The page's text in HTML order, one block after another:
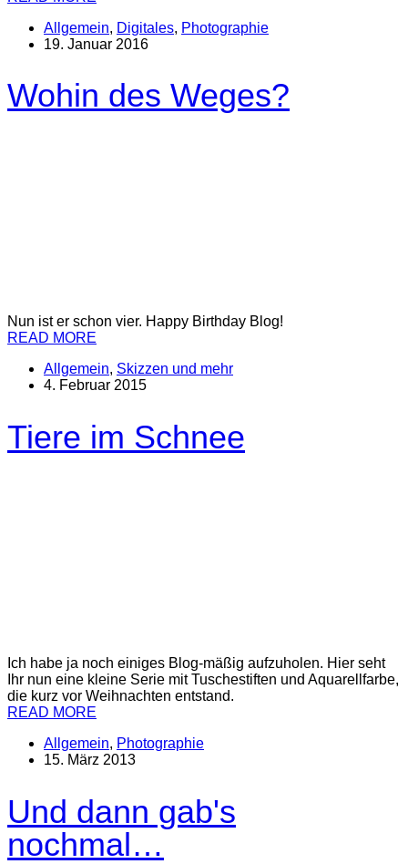
Allgemein, Digitales, Photographie
19. Januar 2016
Wohin des Weges?
Nun ist er schon vier. Happy Birthday Blog!
READ MORE
Allgemein, Skizzen und mehr
4. Februar 2015
Tiere im Schnee
Ich habe ja noch einiges Blog-mäßig aufzuholen. Hier seht
Ihr nun eine kleine Serie mit Tuschestiften und Aquarellfarbe,
die kurz vor Weihnachten entstand.
READ MORE
Allgemein, Photographie
15. März 2013
Und dann gab's
nochmal…